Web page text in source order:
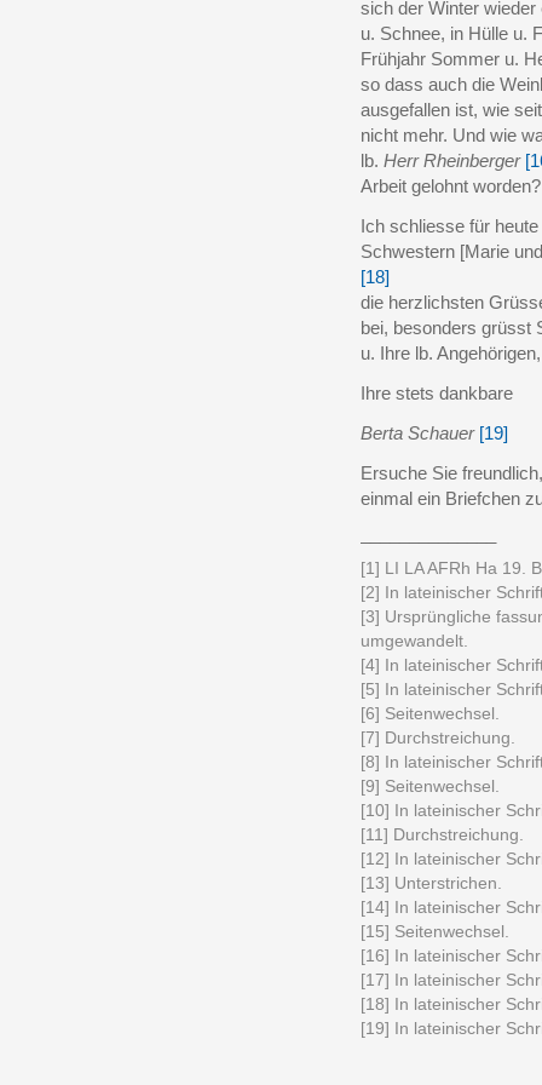
sich der Winter wieder
u. Schnee, in Hülle u.
Frühjahr Sommer u.
so dass auch die
ausgefallen ist, wie
nicht mehr. Und wie
lb. Herr Rheinberger
Arbeit gelohnt worden?
Ich schliesse für
Schwestern [Marie
[18]
die herzlichsten
bei, besonders grüsst
u. Ihre lb. Angehörigen,
Ihre stets dankbare
Berta Schauer [19]
Ersuche Sie
einmal ein Briefchen
[1] LI LA AFRh Ha 19.
[2] In lateinischer
[3] Ursprüngliche
umgewandelt.
[4] In lateinischer
[5] In lateinischer
[6] Seitenwechsel.
[7] Durchstreichung.
[8] In lateinischer
[9] Seitenwechsel.
[10] In lateinischer
[11] Durchstreichung.
[12] In lateinischer
[13] Unterstrichen.
[14] In lateinischer
[15] Seitenwechsel.
[16] In lateinischer
[17] In lateinischer
[18] In lateinischer
[19] In lateinischer